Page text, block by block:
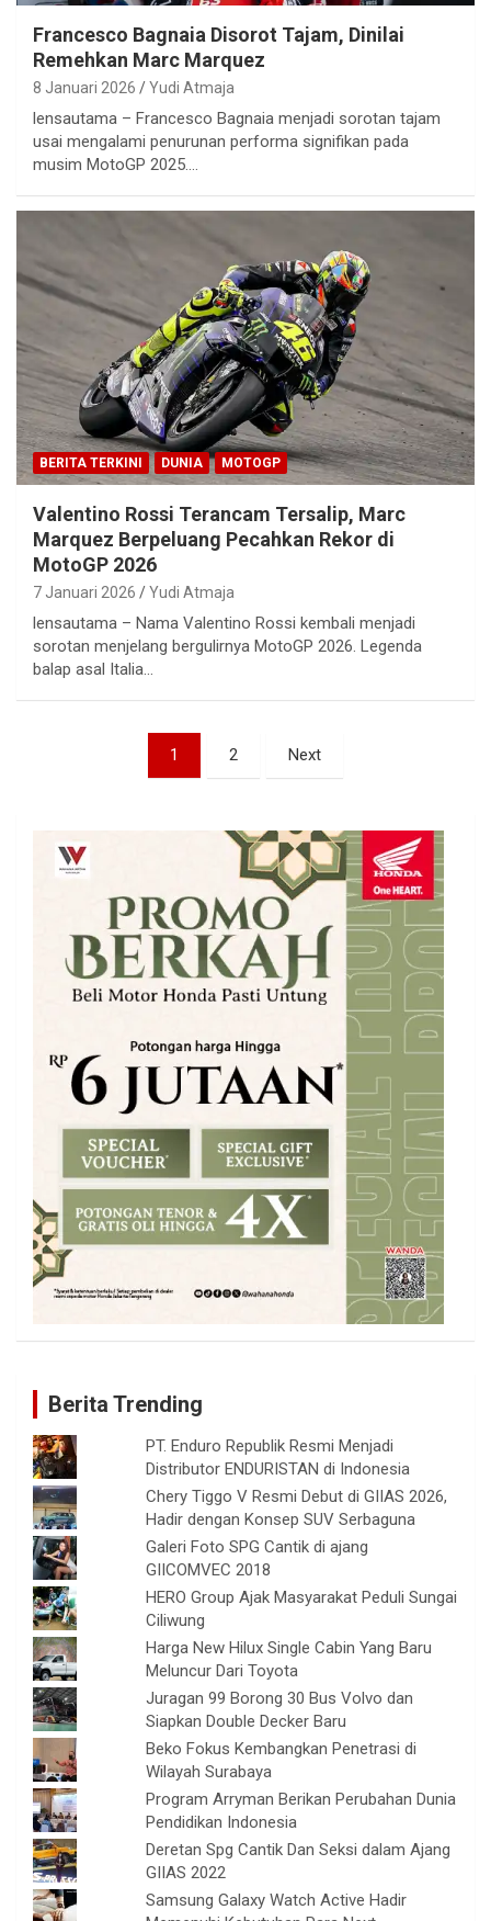
Francesco Bagnaia Disorot Tajam, Dinilai
Remehkan Marc Marquez
8 Januari 2026 Yudi Atmaja
lensautama – Francesco Bagnaia menjadi sorotan tajam
usai mengalami penurunan performa signifikan pada
musim MotoGP 2025.…
BERITA TERKINI DUNIA MOTOGP
Valentino Rossi Terancam Tersalip, Marc
Marquez Berpeluang Pecahkan Rekor di
MotoGP 2026
7 Januari 2026 Yudi Atmaja
lensautama – Nama Valentino Rossi kembali menjadi
sorotan menjelang bergulirnya MotoGP 2026. Legenda
balap asal Italia…
1 2 Next
Berita Trending
PT. Enduro Republik Resmi Menjadi
Distributor ENDURISTAN di Indonesia
Chery Tiggo V Resmi Debut di GIIAS 2026,
Hadir dengan Konsep SUV Serbaguna
Galeri Foto SPG Cantik di ajang
GIICOMVEC 2018
HERO Group Ajak Masyarakat Peduli Sungai
Ciliwung
Harga New Hilux Single Cabin Yang Baru
Meluncur Dari Toyota
Juragan 99 Borong 30 Bus Volvo dan
Siapkan Double Decker Baru
Beko Fokus Kembangkan Penetrasi di
Wilayah Surabaya
Program Arryman Berikan Perubahan Dunia
Pendidikan Indonesia
Deretan Spg Cantik Dan Seksi dalam Ajang
GIIAS 2022
Samsung Galaxy Watch Active Hadir